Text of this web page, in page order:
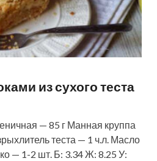
из сухого теста
— 85 г Манная круппа
теста — 1 ч.л. Масло
— 1-2 шт. Б: 3.34 Ж: 8.25 У: